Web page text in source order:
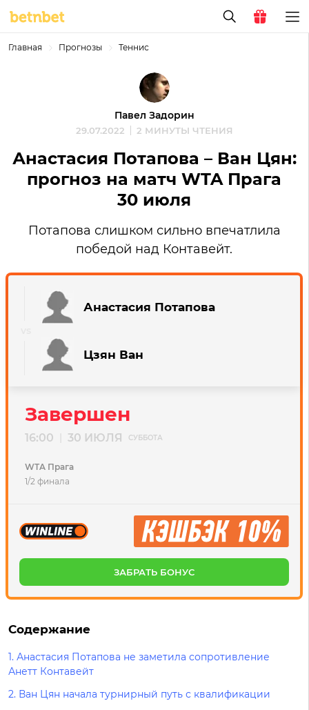
Главная Прогнозы Теннис
Павел Задорин
29.07.2022 2 МИНУТЫ ЧТЕНИЯ
Анастасия Потапова – Ван Цян:
прогноз на матч WTA Прага
30 июля
Потапова слишком сильно впечатлила
победой над Контавейт.
Анастасия Потапова
Цзян Ван
Завершен
16:00 30 ИЮЛЯ СУББОТА
WTA Прага
1/2 финала
ЗАБРАТЬ БОНУС
Содержание
1. Анастасия Потапова не заметила сопротивление
Анетт Контавейт
2. Ван Цян начала турнирный путь с квалификации